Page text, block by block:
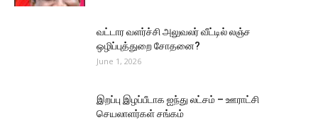
வட்டார வளர்ச்சி அலுவலர் வீட்டில் லஞ்ச
ஒழிப்புத்துறை சோதனை?
June 1, 2026
இறப்பு இழப்பீடாக ஐந்து லட்சம் – ஊராட்சி
செயலாளர்கள் சங்கம்